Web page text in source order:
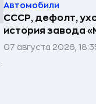
Автомобили
СССР, дефолт,
история завода
07 августа 2026,